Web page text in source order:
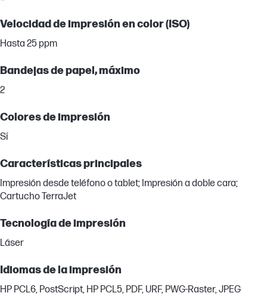
Velocidad de impresión en color (ISO)
Hasta 25 ppm
Bandejas de papel, máximo
2
Colores de impresión
Sí
Características principales
Impresión desde teléfono o tablet; Impresión a doble cara;
Cartucho TerraJet
Tecnología de impresión
Láser
Idiomas de la impresión
HP PCL6, PostScript, HP PCL5, PDF, URF, PWG-Raster, JPEG